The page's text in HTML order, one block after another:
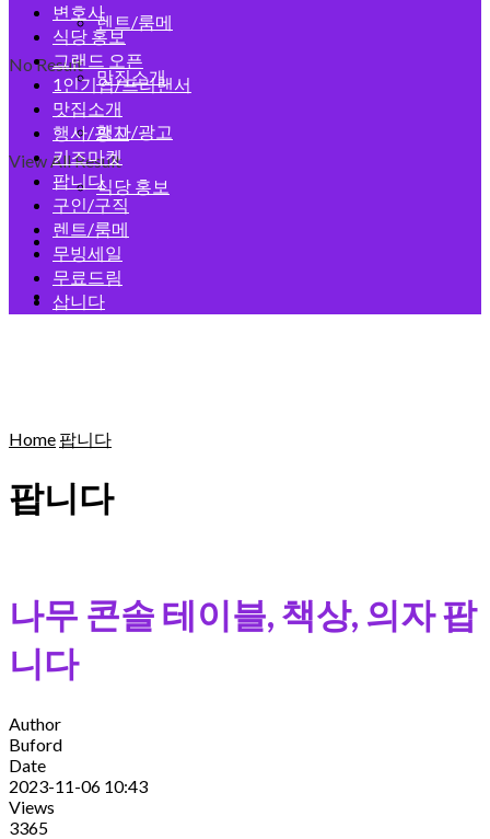
렌트/룸메
맛집소개
행사/광고
식당 홍보
회원가입
로그인
No Result
View All Result
변호사
식당 홍보
그랜드 오픈
1인기업/프리랜서
맛집소개
행사/광고
키즈마켓
팝니다
구인/구직
렌트/룸메
무빙세일
무료드림
삽니다
Home 팝니다
팝니다
나무 콘솔 테이블, 책상, 의자 팝
니다
Author
Buford
Date
2023-11-06 10:43
Views
3365